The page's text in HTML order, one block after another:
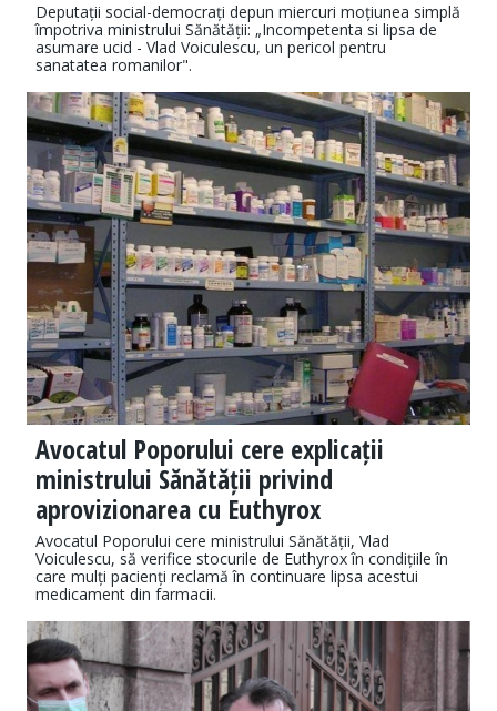
Deputații social-democrați depun miercuri moțiunea simplă
împotriva ministrului Sănătății: „Incompetenta si lipsa de
asumare ucid - Vlad Voiculescu, un pericol pentru
sanatatea romanilor".
Avocatul Poporului cere explicații
ministrului Sănătății privind
aprovizionarea cu Euthyrox
Avocatul Poporului cere ministrului Sănătății, Vlad
Voiculescu, să verifice stocurile de Euthyrox în condițiile în
care mulți pacienți reclamă în continuare lipsa acestui
medicament din farmacii.